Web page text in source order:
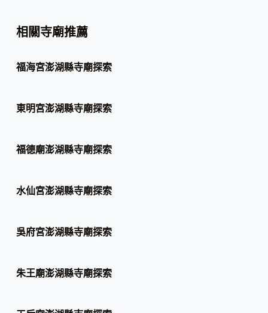
相關寺廟推薦
福海宮澎湖縣寺廟探索
東明宮澎湖縣寺廟探索
福德廟澎湖縣寺廟探索
水仙宮澎湖縣寺廟探索
吳府宮澎湖縣寺廟探索
朱王廟澎湖縣寺廟探索